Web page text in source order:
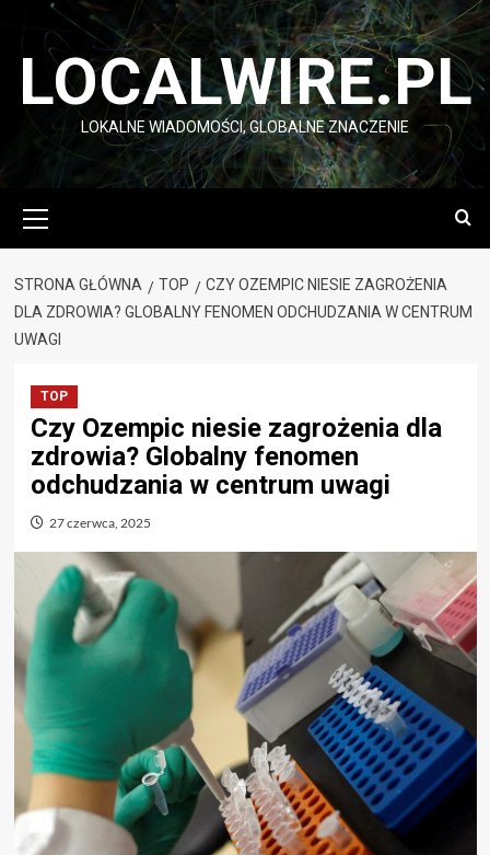
Przejdź
LOCALWIRE.PL
LOKALNE WIADOMOŚCI, GLOBALNE ZNACZENIE
główne
STRONA GŁÓWNA TOP
CZY OZEMPIC NIESIE ZAGROŻENIA
DLA ZDROWIA? GLOBALNY FENOMEN ODCHUDZANIA W CENTRUM
UWAGI
TOP
Czy Ozempic niesie zagrożenia dla
zdrowia? Globalny fenomen
odchudzania w centrum uwagi
27 czerwca, 2025